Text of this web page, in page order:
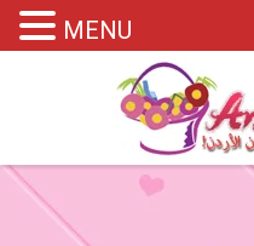
Please assign primary menu in wp-
MENU